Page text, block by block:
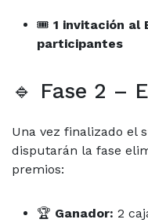
🎟 1 invitación al
participantes
🔹 Fase 2 –
Una vez finalizado el
disputarán la fase
premios:
🏆 Ganador: 2